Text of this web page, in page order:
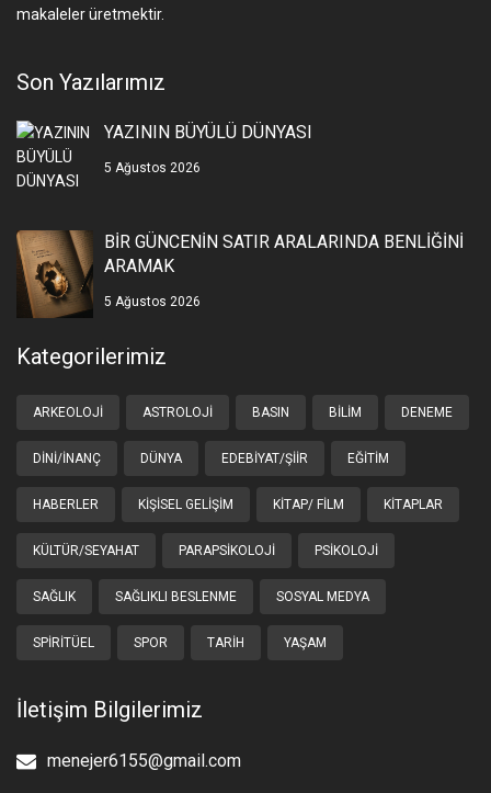
makaleler üretmektir.
Son Yazılarımız
YAZININ BÜYÜLÜ DÜNYASI
5 Ağustos 2026
BİR GÜNCENİN SATIR ARALARINDA BENLİĞİNİ
ARAMAK
5 Ağustos 2026
Kategorilerimiz
ARKEOLOJI ASTROLOJI BASIN BILIM DENEME
DINI/İNANÇ DÜNYA EDEBIYAT/ŞIIR EĞITIM
HABERLER KIŞISEL GELIŞIM KITAP/ FILM KITAPLAR
KÜLTÜR/SEYAHAT PARAPSIKOLOJI PSIKOLOJI
SAĞLIK SAĞLIKLI BESLENME SOSYAL MEDYA
SPIRITÜEL SPOR TARIH YAŞAM
İletişim Bilgilerimiz
menejer6155@gmail.com